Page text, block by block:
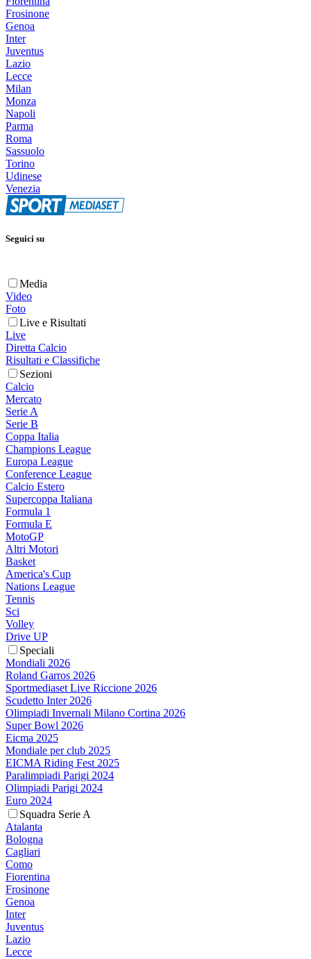
Frosinone
Genoa
Inter
Juventus
Lazio
Lecce
Milan
Monza
Napoli
Parma
Roma
Sassuolo
Torino
Udinese
Venezia
Seguici su
Media
Video
Foto
Live e Risultati
Live
Diretta Calcio
Risultati e Classifiche
Sezioni
Calcio
Mercato
Serie A
Serie B
Coppa Italia
Champions League
Europa League
Conference League
Calcio Estero
Supercoppa Italiana
Formula 1
Formula E
MotoGP
Altri Motori
Basket
America's Cup
Nations League
Tennis
Sci
Volley
Drive UP
Speciali
Mondiali 2026
Roland Garros 2026
Sportmediaset Live Riccione 2026
Scudetto Inter 2026
Olimpiadi Invernali Milano Cortina 2026
Super Bowl 2026
Eicma 2025
Mondiale per club 2025
EICMA Riding Fest 2025
Paralimpiadi Parigi 2024
Olimpiadi Parigi 2024
Euro 2024
Squadra Serie A
Atalanta
Bologna
Cagliari
Como
Fiorentina
Frosinone
Genoa
Inter
Juventus
Lazio
Lecce